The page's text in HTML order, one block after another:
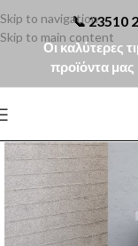
📞23510
Οι καλύτερες
προϊόντα μας
Skip to navigation
Skip to main content